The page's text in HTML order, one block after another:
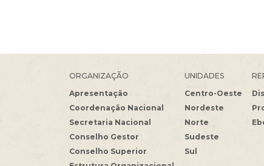
ORGANIZAÇÃO
Apresentação
Coordenação Nacional
Secretaria Nacional
Conselho Gestor
Conselho Superior
UNIDADES
Centro-Oeste
Nordeste
Norte
Sudeste
Sul